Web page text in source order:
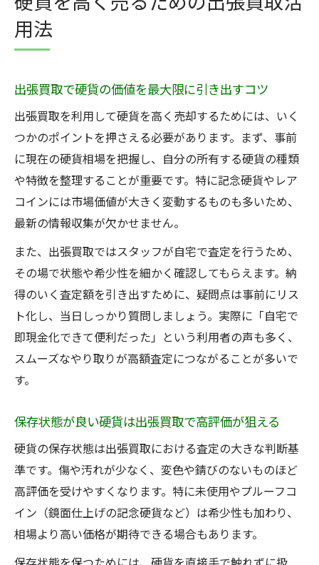
用法
出張買取で硬貨の価値を最大限に引き出すコツ
出張買取を利用して硬貨を高く売却するためには、いく
つかのポイントを押さえる必要があります。まず、事前
に現在の硬貨相場を把握し、自分の所有する硬貨の種類
や特徴を整理することが重要です。特に記念硬貨やレア
コインには市場価値が大きく変動するものも多いため、
最新の情報収集が欠かせません。
また、出張買取ではスタッフが自宅で査定を行うため、
その場で状態や希少性を細かく確認してもらえます。納
得のいく査定額を引き出すために、疑問点は事前にリス
ト化し、当日しっかり質問しましょう。実際に「自宅で
即現金化できて便利だった」という利用者の声も多く、
スムーズなやり取りが高額査定につながることが多いで
す。
保存状態が良い硬貨は出張買取で高評価が狙える
硬貨の保存状態は出張買取における査定の大きな判断基
準です。傷や汚れが少なく、変色や錆びのないものほど
高評価を受けやすくなります。特に未使用やプルーフコ
イン（鏡面仕上げの記念硬貨など）は希少性も加わり、
相場より高い価格が期待できる場合もあります。